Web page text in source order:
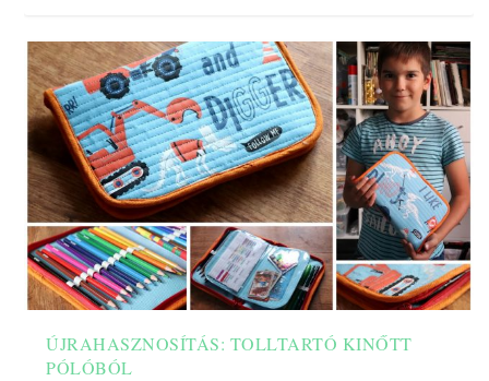
ÚJRAHASZNOSÍTÁS: TOLLTARTÓ KINŐTT
PÓLÓBÓL